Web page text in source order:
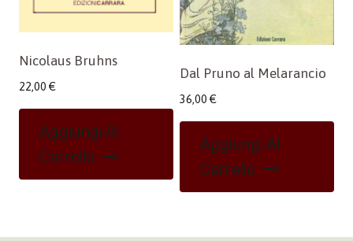
Nicolaus Bruhns
22,00 €
Aggiungi Al
Carrello
Dal Pruno al Melarancio
36,00 €
Aggiungi Al
Carrello